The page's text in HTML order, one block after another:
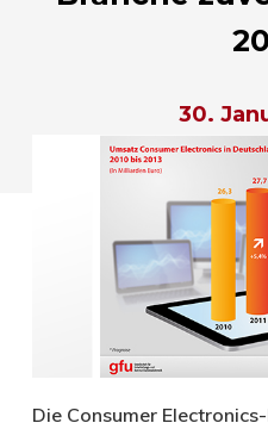
30.
Die Consumer